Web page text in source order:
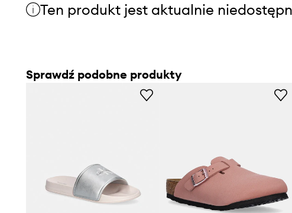
Ten produkt jest aktualnie
Sprawdź podobne produkty